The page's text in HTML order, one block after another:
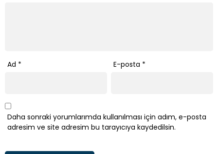
Ad * E-posta *
Daha sonraki yorumlarımda kullanılması için adım, e-posta
adresim ve site adresim bu tarayıcıya kaydedilsin.